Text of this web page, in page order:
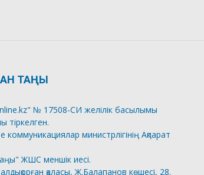
ТАҢЫ
№ 17508-СИ желілік басылымы
тіркелген.
коммуникациялар министрлігінің Ақпарат
ЖШС меншік иесі.
қаласы, Ж.Балапанов көшесі, 28.